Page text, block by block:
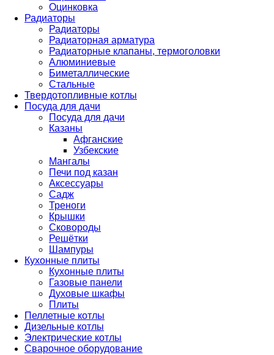
Оцинковка
Радиаторы
Радиаторы
Радиаторная арматура
Радиаторные клапаны, термоголовки
Алюминиевые
Биметаллические
Стальные
Твердотопливные котлы
Посуда для дачи
Посуда для дачи
Казаны
Афганские
Узбекские
Мангалы
Печи под казан
Аксессуары
Садж
Треноги
Крышки
Сковороды
Решётки
Шампуры
Кухонные плиты
Кухонные плиты
Газовые панели
Духовые шкафы
Плиты
Пеллетные котлы
Дизельные котлы
Электрические котлы
Сварочное оборудование